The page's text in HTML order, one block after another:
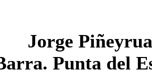
Jorge
Punta del